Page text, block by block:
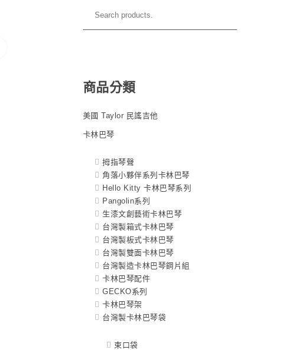
商品分類
美國 Taylor 民謠吉他
卡林巴琴
拇指琴聲
角落小夥伴系列卡林巴琴
Hello Kitty 卡林巴琴系列
Pangolin系列
生漆文創藝術卡林巴琴
台灣製箱式卡林巴琴
台灣製板式卡林巴琴
台灣製雙面卡林巴琴
台灣製造卡林巴琴鋼片組
卡林巴琴配件
GECKO系列
卡林巴琴架
台灣製卡林巴琴袋
束口袋